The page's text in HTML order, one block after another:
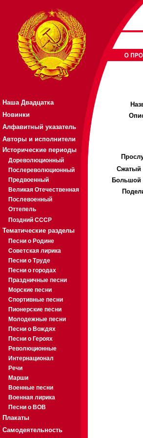
Наша Двадцатка
Новинки
Алфавитный указатель
Авторы и исполнители
Исторические периоды
Дореволюционный
Послереволюционный
Предвоенный
Великая Отечественная
Послевоенный
Оттепель
Поздний СССР
Тематические разделы
Песни о Родине
Советская лирика
Песни о Труде
Песни о городах
Праздничные песни
Морские песни
Спортивные песни
Пионерские песни
Молодежные песни
Песни о Вождях
Песни о Героях
Революционные
Интернационал
Речи
Марши
Военные песни
Военная лирика
Песни о ВОВ
Плакаты
Самодеятельность
Cжатый
Большой